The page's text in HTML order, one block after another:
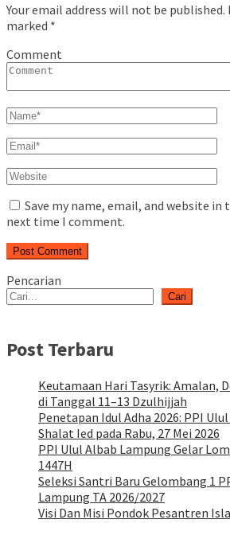
Your email address will not be published.
marked *
Comment
Save my name, email, and website
next time I comment.
Pencarian
Cari
Post Terbaru
Keutamaan Hari Tasyrik: Amalan,
di Tanggal 11–13 Dzulhijjah
Penetapan Idul Adha 2026: PPI
Shalat Ied pada Rabu, 27 Mei 2026
PPI Ulul Albab Lampung Gelar
1447H
Seleksi Santri Baru Gelombang 1
Lampung TA 2026/2027
Visi Dan Misi Pondok Pesantren